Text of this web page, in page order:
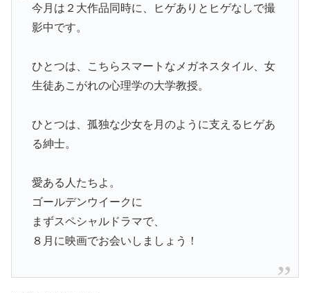
今月は２大作品同時に、ヒゲありとヒゲなしで撮
影中です。
ひとつは、こちらスマートなメガネスタイル、女
生徒あこがれの心理学の大学教授。
ひとつは、孤独な少女を月のように支えるヒゲあ
る紳士。
愛ある人たちよ。
ゴールデンウイークに
まずスペシャルドラマで、
８月に映画でお会いしましょう！